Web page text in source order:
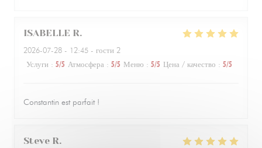
ISABELLE R
2026-07-28 - 12:45 - гости 2
Услуги : 5/5 Атмосфера : 5/5 Меню : 5/5 Цена / качество : 5/5
Constantin est parfait !
Steve R